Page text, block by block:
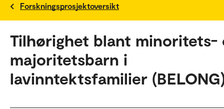
Forskningsprosjektoversikt
Tilhørighet blant minoritets-
majoritetsbarn i
lavinntektsfamilier